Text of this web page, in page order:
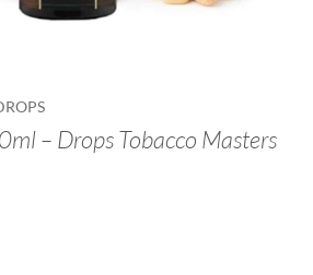
– Drops Tobacco Masters